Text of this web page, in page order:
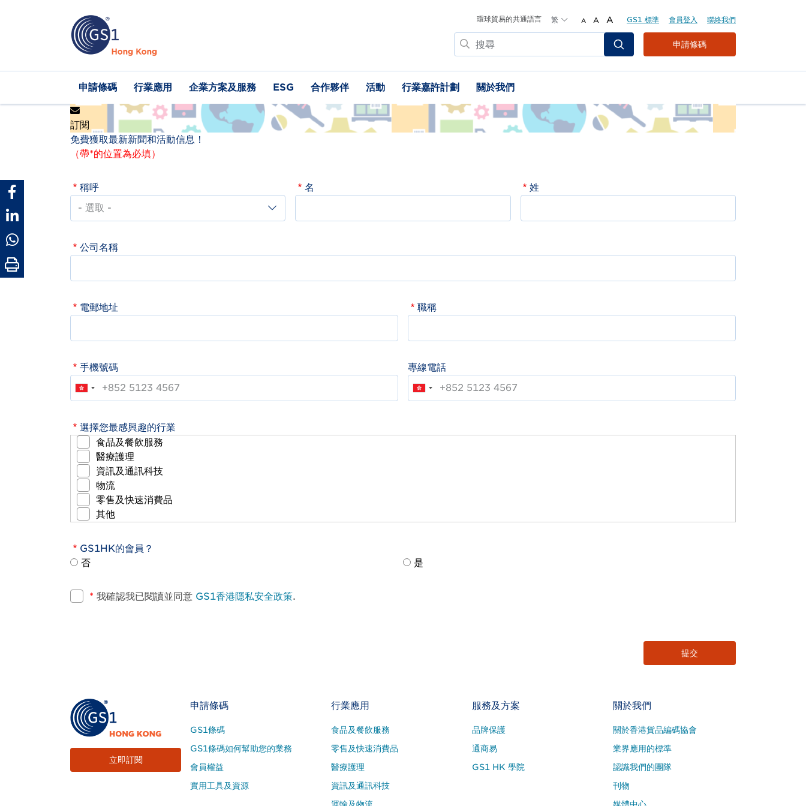
環球貿易的共通語言 繁 A A A GS1 標準 會員登入 聯絡我們
搜
尋
Header
Top
Menu
申請條碼
Main
navigation
申請條碼 行業應用 企業方案及服務 ESG 合作夥伴 活動 行業嘉許計劃 關於我們
訂閱
免費獲取最新新聞和活動信息！
（帶*的位置為必填）
稱呼 名 姓
公司名稱
電郵地址 職稱
手機號碼 專線電話
選擇您最感興趣的行業
食品及餐飲服務
醫療護理
資訊及通訊科技
物流
零售及快速消費品
其他
GS1HK的會員？
否
是
* 我確認我已閱讀並同意 GS1香港隱私安全政策.
立即訂閱
Footer
Site
Menu
申請條碼
GS1條碼
GS1條碼如何幫助您的業務
會員權益
實用工具及資源
行業應用
食品及餐飲服務
零售及快速消費品
醫療護理
資訊及通訊科技
服務及方案
品牌保護
通商易
GS1 HK 學院
關於我們
關於香港貨品編碼協會
業界應用的標準
認識我們的團隊
刊物